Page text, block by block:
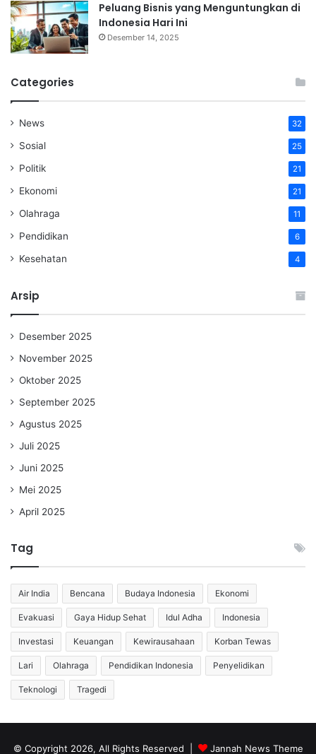
Peluang Bisnis yang Menguntungkan di
Indonesia Hari Ini
Desember 14, 2025
Categories
News 32
Sosial 25
Politik 21
Ekonomi 21
Olahraga 11
Pendidikan 6
Kesehatan 4
Arsip
Desember 2025
November 2025
Oktober 2025
September 2025
Agustus 2025
Juli 2025
Juni 2025
Mei 2025
April 2025
Tag
Air India Bencana Budaya Indonesia Ekonomi
Evakuasi Gaya Hidup Sehat Idul Adha Indonesia
Investasi Keuangan Kewirausahaan Korban Tewas
Lari Olahraga Pendidikan Indonesia Penyelidikan
Teknologi Tragedi
© Copyright 2026, All Rights Reserved | Jannah News Theme